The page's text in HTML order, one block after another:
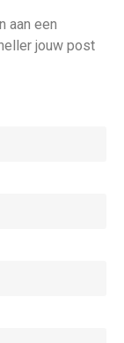
aan een
jouw post